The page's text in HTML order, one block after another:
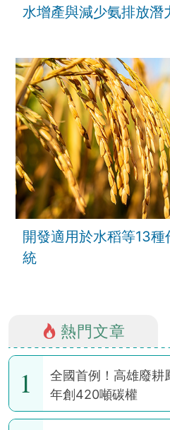
水增產與減少氨排放潛
開發適用於水稻等13
統
熱門文章
1
全國首例！高雄廢
年創420噸碳權